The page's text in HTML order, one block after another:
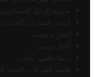
ضريبة الدخل
أسعار السيارات
أخبار تروفيت
أخبار تونس
رابط خلفي مجاني
قائمة الشركات الأهلية